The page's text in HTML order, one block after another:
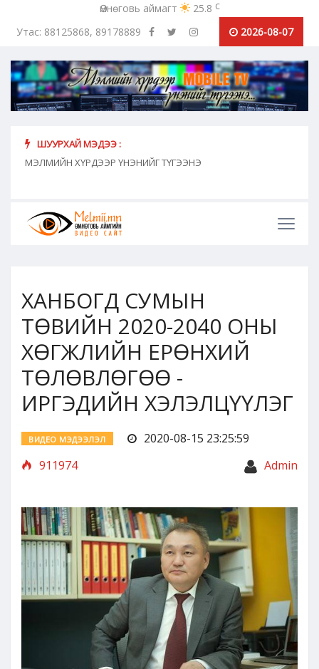
Өмнөговь аймагт 25.8 c
Утас: 88125868, 89178889
2026-08-07
ШУУРХАЙ МЭДЭЭ :
МЭЛМИЙН ХҮРДЭЭР ҮНЭНИЙГ ТҮГЭЭНЭ
ХАНБОГД СУМЫН
ТӨВИЙН 2020-2040 ОНЫ
ХӨГЖЛИЙН ЕРӨНХИЙ
ТӨЛӨВЛӨГӨӨ -
ИРГЭДИЙН ХЭЛЭЛЦҮҮЛЭГ
ВИДЕО МЭДЭЭЛЭЛ
2020-08-15 23:25:59
911974
Admin